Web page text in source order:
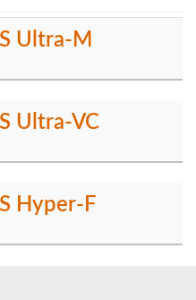
Ultra-M
Ultra-VC
Hyper-F